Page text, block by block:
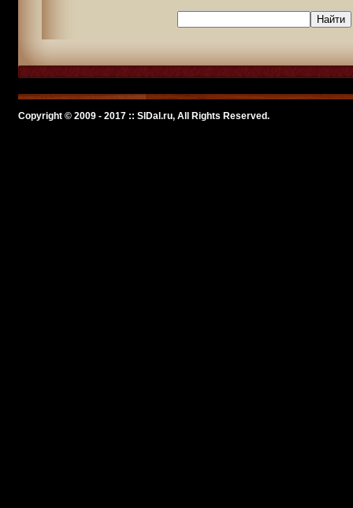
Copyright © 2009 - 2017 :: SlDal.ru, All Rights Reserved.